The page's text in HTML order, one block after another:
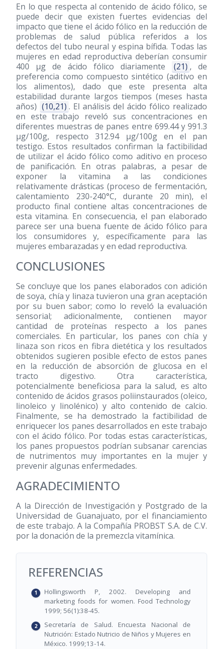
En lo que respecta al contenido de ácido fólico, se
puede decir que existen fuertes evidencias del
impacto que tiene el ácido fólico en la reducción de
problemas de salud pública referidos a los
defectos del tubo neural y espina bífida. Todas las
mujeres en edad reproductiva deberían consumir
400 μg de ácido fólico diariamente
(21) , de
preferencia como compuesto sintético (aditivo en
los alimentos), dado que este presenta alta
estabilidad durante largos tiempos (meses hasta
años) (10,21) . El análisis del ácido fólico realizado
en este trabajo reveló sus concentraciones en
diferentes muestras de panes entre 699.44 y 991.3
μg/100g, respecto 312.94 μg/100g en el pan
testigo. Estos resultados confirman la factibilidad
de utilizar el ácido fólico como aditivo en proceso
de panificación. En otras palabras, a pesar de
exponer la vitamina a las condiciones
relativamente drásticas (proceso de fermentación,
calentamiento 230-240°C, durante 20 min), el
producto final contiene altas concentraciones de
esta vitamina. En consecuencia, el pan elaborado
parece ser una buena fuente de ácido fólico para
los consumidores y, específicamente para las
mujeres embarazadas y en edad reproductiva.
CONCLUSIONES
Se concluye que los panes elaborados con adición
de soya, chía y linaza tuvieron una gran aceptación
por su buen sabor; como lo reveló la evaluación
sensorial; adicionalmente, contienen mayor
cantidad de proteínas respecto a los panes
comerciales. En particular, los panes con chía y
linaza son ricos en fibra dietética y los resultados
obtenidos sugieren posible efecto de estos panes
en la reducción de absorción de glucosa en el
tracto digestivo. Otra característica,
potencialmente beneficiosa para la salud, es alto
contenido de ácidos grasos poliinstaurados (oleico,
linoleico y linolénico) y alto contenido de calcio.
Finalmente, se ha demostrado la factibilidad de
enriquecer los panes desarrollados en este trabajo
con el ácido fólico. Por todas estas características,
los panes propuestos podrían subsanar carencias
de nutrimentos muy importantes en la mujer y
prevenir algunas enfermedades.
AGRADECIMIENTO
A la Dirección de Investigación y Postgrado de la
Universidad de Guanajuato, por el financiamiento
de este trabajo. A la Compañía PROBST S.A. de C.V.
por la donación de la premezcla vitamínica.
REFERENCIAS
Hollingsworth P, 2002. Developing and
marketing foods for women. Food Technology
1999; 56(1):38-45.
Secretaría de Salud. Encuesta Nacional de
Nutrición: Estado Nutricio de Niños y Mujeres en
México. 1999;13-14.